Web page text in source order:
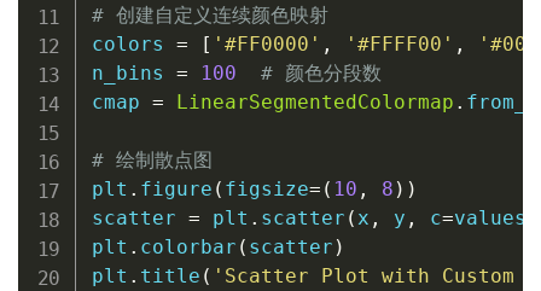
# 创建自定义连续颜色映射
colors = [ '#FF0000' , '#FFFF00' ,
n_bins = 100
# 颜色分段数
cmap = LinearSegmentedColormap .
# 绘制散点图
plt . figure ( figsize= ( 10 , 8 ) )
scatter = plt . scatter ( x , y , c=values
plt . colorbar ( scatter )
plt . title ( 'Scatter Plot with Custom